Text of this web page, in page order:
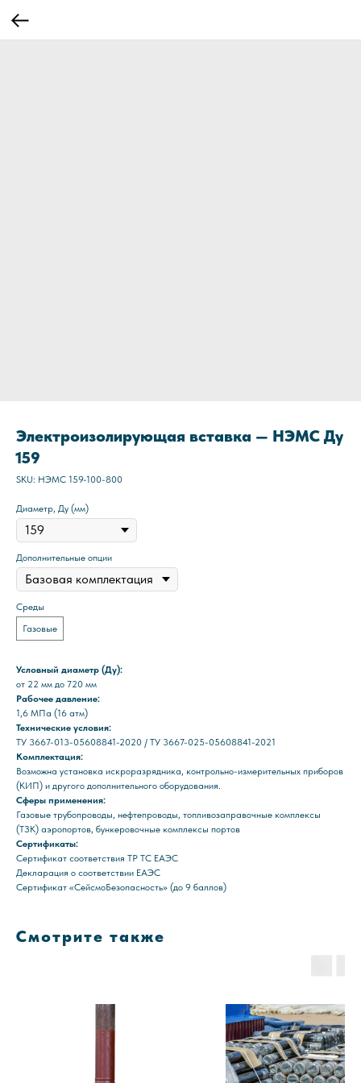
Электроизолирующая вставка — НЭМС Ду
159
SKU: НЭМС 159-100-800
Диаметр, Ду (мм)
Дополнительные опции
Среды
Газовые
Условный диаметр (Ду):
от 22 мм до 720 мм
Рабочее давление:
1,6 МПа (16 атм)
Технические условия:
ТУ 3667-013-05608841-2020 / ТУ 3667-025-05608841-2021
Комплектация:
Возможна установка искроразрядника, контрольно-измерительных приборов
(КИП) и другого дополнительного оборудования.
Сферы применения:
Газовые трубопроводы, нефтепроводы, топливозаправочные комплексы
(ТЗК) аэропортов, бункеровочные комплексы портов
Сертификаты:
Сертификат соответствия ТР ТС ЕАЭС
Декларация о соответствии ЕАЭС
Сертификат «СейсмоБезопасность» (до 9 баллов)
Смотрите также